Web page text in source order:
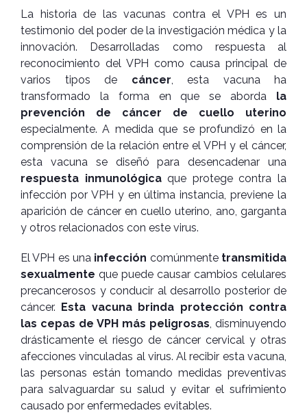
La historia de las vacunas contra el VPH es un
testimonio del poder de la investigación médica y la
innovación. Desarrolladas como respuesta al
reconocimiento del VPH como causa principal de
varios tipos de cáncer , esta vacuna ha
transformado la forma en que se aborda la
prevención de cáncer de cuello uterino
especialmente. A medida que se profundizó en la
comprensión de la relación entre el VPH y el cáncer,
esta vacuna se diseñó para desencadenar una
respuesta inmunológicaque protege contra la
infección por VPH y en última instancia, previene la
aparición de cáncer en cuello uterino, ano, garganta
y otros relacionados con este virus.
El VPH es una infección comúnmente transmitida
sexualmente que puede causar cambios celulares
precancerosos y conducir al desarrollo posterior de
cáncer. Esta vacuna brinda protección contra
las cepas de VPH más peligrosas , disminuyendo
drásticamente el riesgo de cáncer cervical y otras
afecciones vinculadas al virus. Al recibir esta vacuna,
las personas están tomando medidas preventivas
para salvaguardar su salud y evitar el sufrimiento
causado por enfermedades evitables.